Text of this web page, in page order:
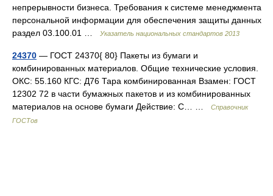
непрерывности бизнеса. Требования к системе менеджмента
персональной информации для обеспечения защиты данных
раздел 03.100.01 …
Указатель национальных стандартов 2013
24370 — ГОСТ 24370{ 80} Пакеты из бумаги и
комбинированных материалов. Общие технические условия.
ОКС: 55.160 КГС: Д76 Тара комбинированная Взамен: ГОСТ
12302 72 в части бумажных пакетов и из комбинированных
материалов на основе бумаги Действие: С… …
Справочник
ГОСТов